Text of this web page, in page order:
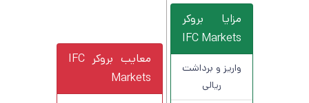
مزایا بروکر
IFC Markets
واریز و برداشت
ریالی
معایب بروکر IFC
Markets